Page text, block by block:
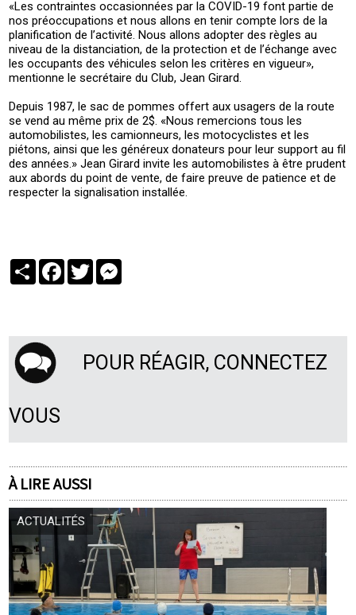
«Les contraintes occasionnées par la COVID-19 font partie de
nos préoccupations et nous allons en tenir compte lors de la
planification de l’activité. Nous allons adopter des règles au
niveau de la distanciation, de la protection et de l’échange avec
les occupants des véhicules selon les critères en vigueur»,
mentionne le secrétaire du Club, Jean Girard.
Depuis 1987, le sac de pommes offert aux usagers de la route
se vend au même prix de 2$. «Nous remercions tous les
automobilistes, les camionneurs, les motocyclistes et les
piétons, ainsi que les généreux donateurs pour leur support au fil
des années.» Jean Girard invite les automobilistes à être prudent
aux abords du point de vente, de faire preuve de patience et de
respecter la signalisation installée.
PartagerFacebook
Twitter
POUR RÉAGIR, CONNECTEZ
VOUS
À LIRE AUSSI
ACTUALITÉS